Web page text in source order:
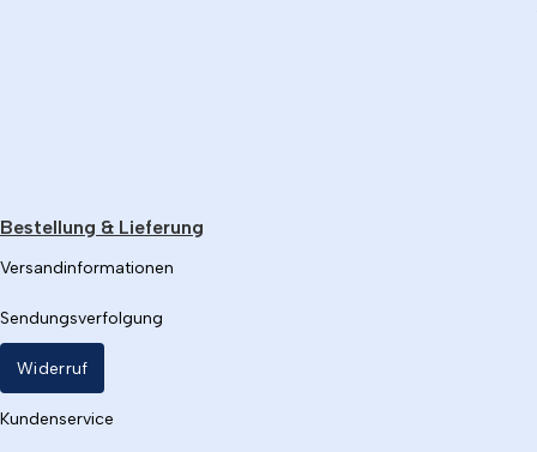
Bestellung & Lieferung
Versandinformationen
Sendungsverfolgung
Widerruf
Kundenservice